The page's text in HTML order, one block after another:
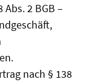
2 BGB –
nach § 138